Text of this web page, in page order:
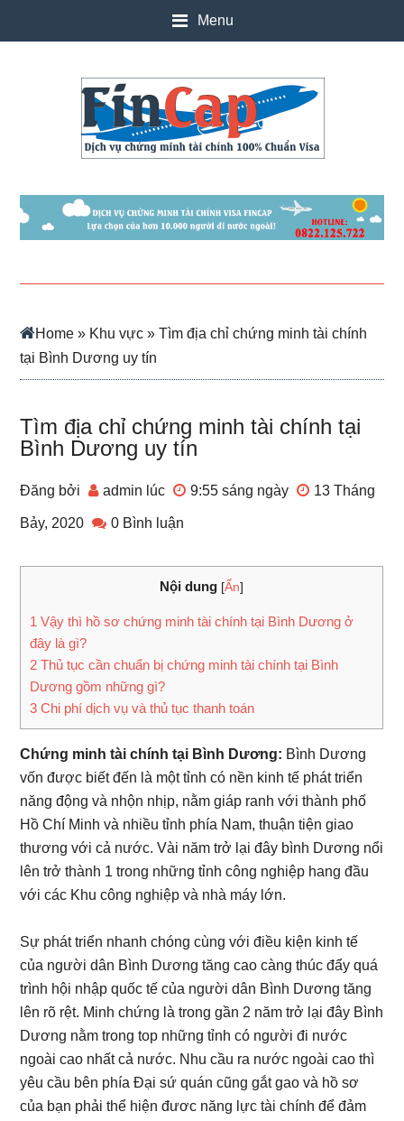
Menu
Home » Khu vực » Tìm địa chỉ chứng minh tài chính
tại Bình Dương uy tín
Tìm địa chỉ chứng minh tài chính tại
Bình Dương uy tín
Đăng bởi admin lúc 9:55 sáng ngày 13 Tháng
Bảy, 2020 0 Bình luận
Nội dung [Ẩn]
1 Vậy thì hồ sơ chứng minh tài chính tại Bình Dương ở
đây là gì?
2 Thủ tục cần chuẩn bị chứng minh tài chính tại Bình
Dương gồm những gì?
3 Chi phí dịch vụ và thủ tục thanh toán
Chứng minh tài chính tại Bình Dương: Bình Dương
vốn được biết đến là một tỉnh có nền kinh tế phát triển
năng động và nhộn nhịp, nằm giáp ranh với thành phố
Hồ Chí Minh và nhiều tỉnh phía Nam, thuận tiện giao
thương với cả nước. Vài năm trở lại đây bình Dương nổi
lên trở thành 1 trong những tỉnh công nghiệp hang đầu
với các Khu công nghiệp và nhà máy lớn.
Sự phát triển nhanh chóng cùng với điều kiện kinh tế
của người dân Bình Dương tăng cao càng thúc đẩy quá
trình hội nhập quốc tế của người dân Bình Dương tăng
lên rõ rệt. Minh chứng là trong gần 2 năm trở lại đây Bình
Dương nằm trong top những tỉnh có người đi nước
ngoài cao nhất cả nước. Nhu cầu ra nước ngoài cao thì
yêu cầu bên phía Đại sứ quán cũng gắt gao và hồ sơ
của bạn phải thể hiện đươc năng lực tài chính để đảm